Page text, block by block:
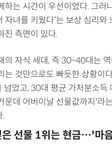
하는 시간이 우선이었다. 그
자녀를 키웠다'는 보상 심리와
진 측면이 있다.
의 자식 세대, 즉 30~40대는
는 것만으로도 빠듯한 상황이
넘었고, 30대 평균 가처분소득
운데 어버이날 선물값까지'라
.
은 선물 1위는 현금…'마